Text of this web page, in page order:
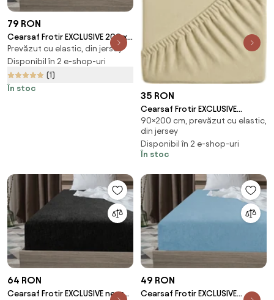
79 RON
Cearsaf Frotir EXCLUSIVE 200 x
220 cm crem
Prevăzut cu elastic, din jersey
Disponibil în 2 e-shop-uri
(1)
În stoc
35 RON
Cearsaf Frotir EXCLUSIVE
90x200 cm crem
90×200 cm, prevăzut cu elastic,
din jersey
Disponibil în 2 e-shop-uri
În stoc
64 RON
Cearsaf Frotir EXCLUSIVE negru
49 RON
Cearsaf Frotir EXCLUSIVE